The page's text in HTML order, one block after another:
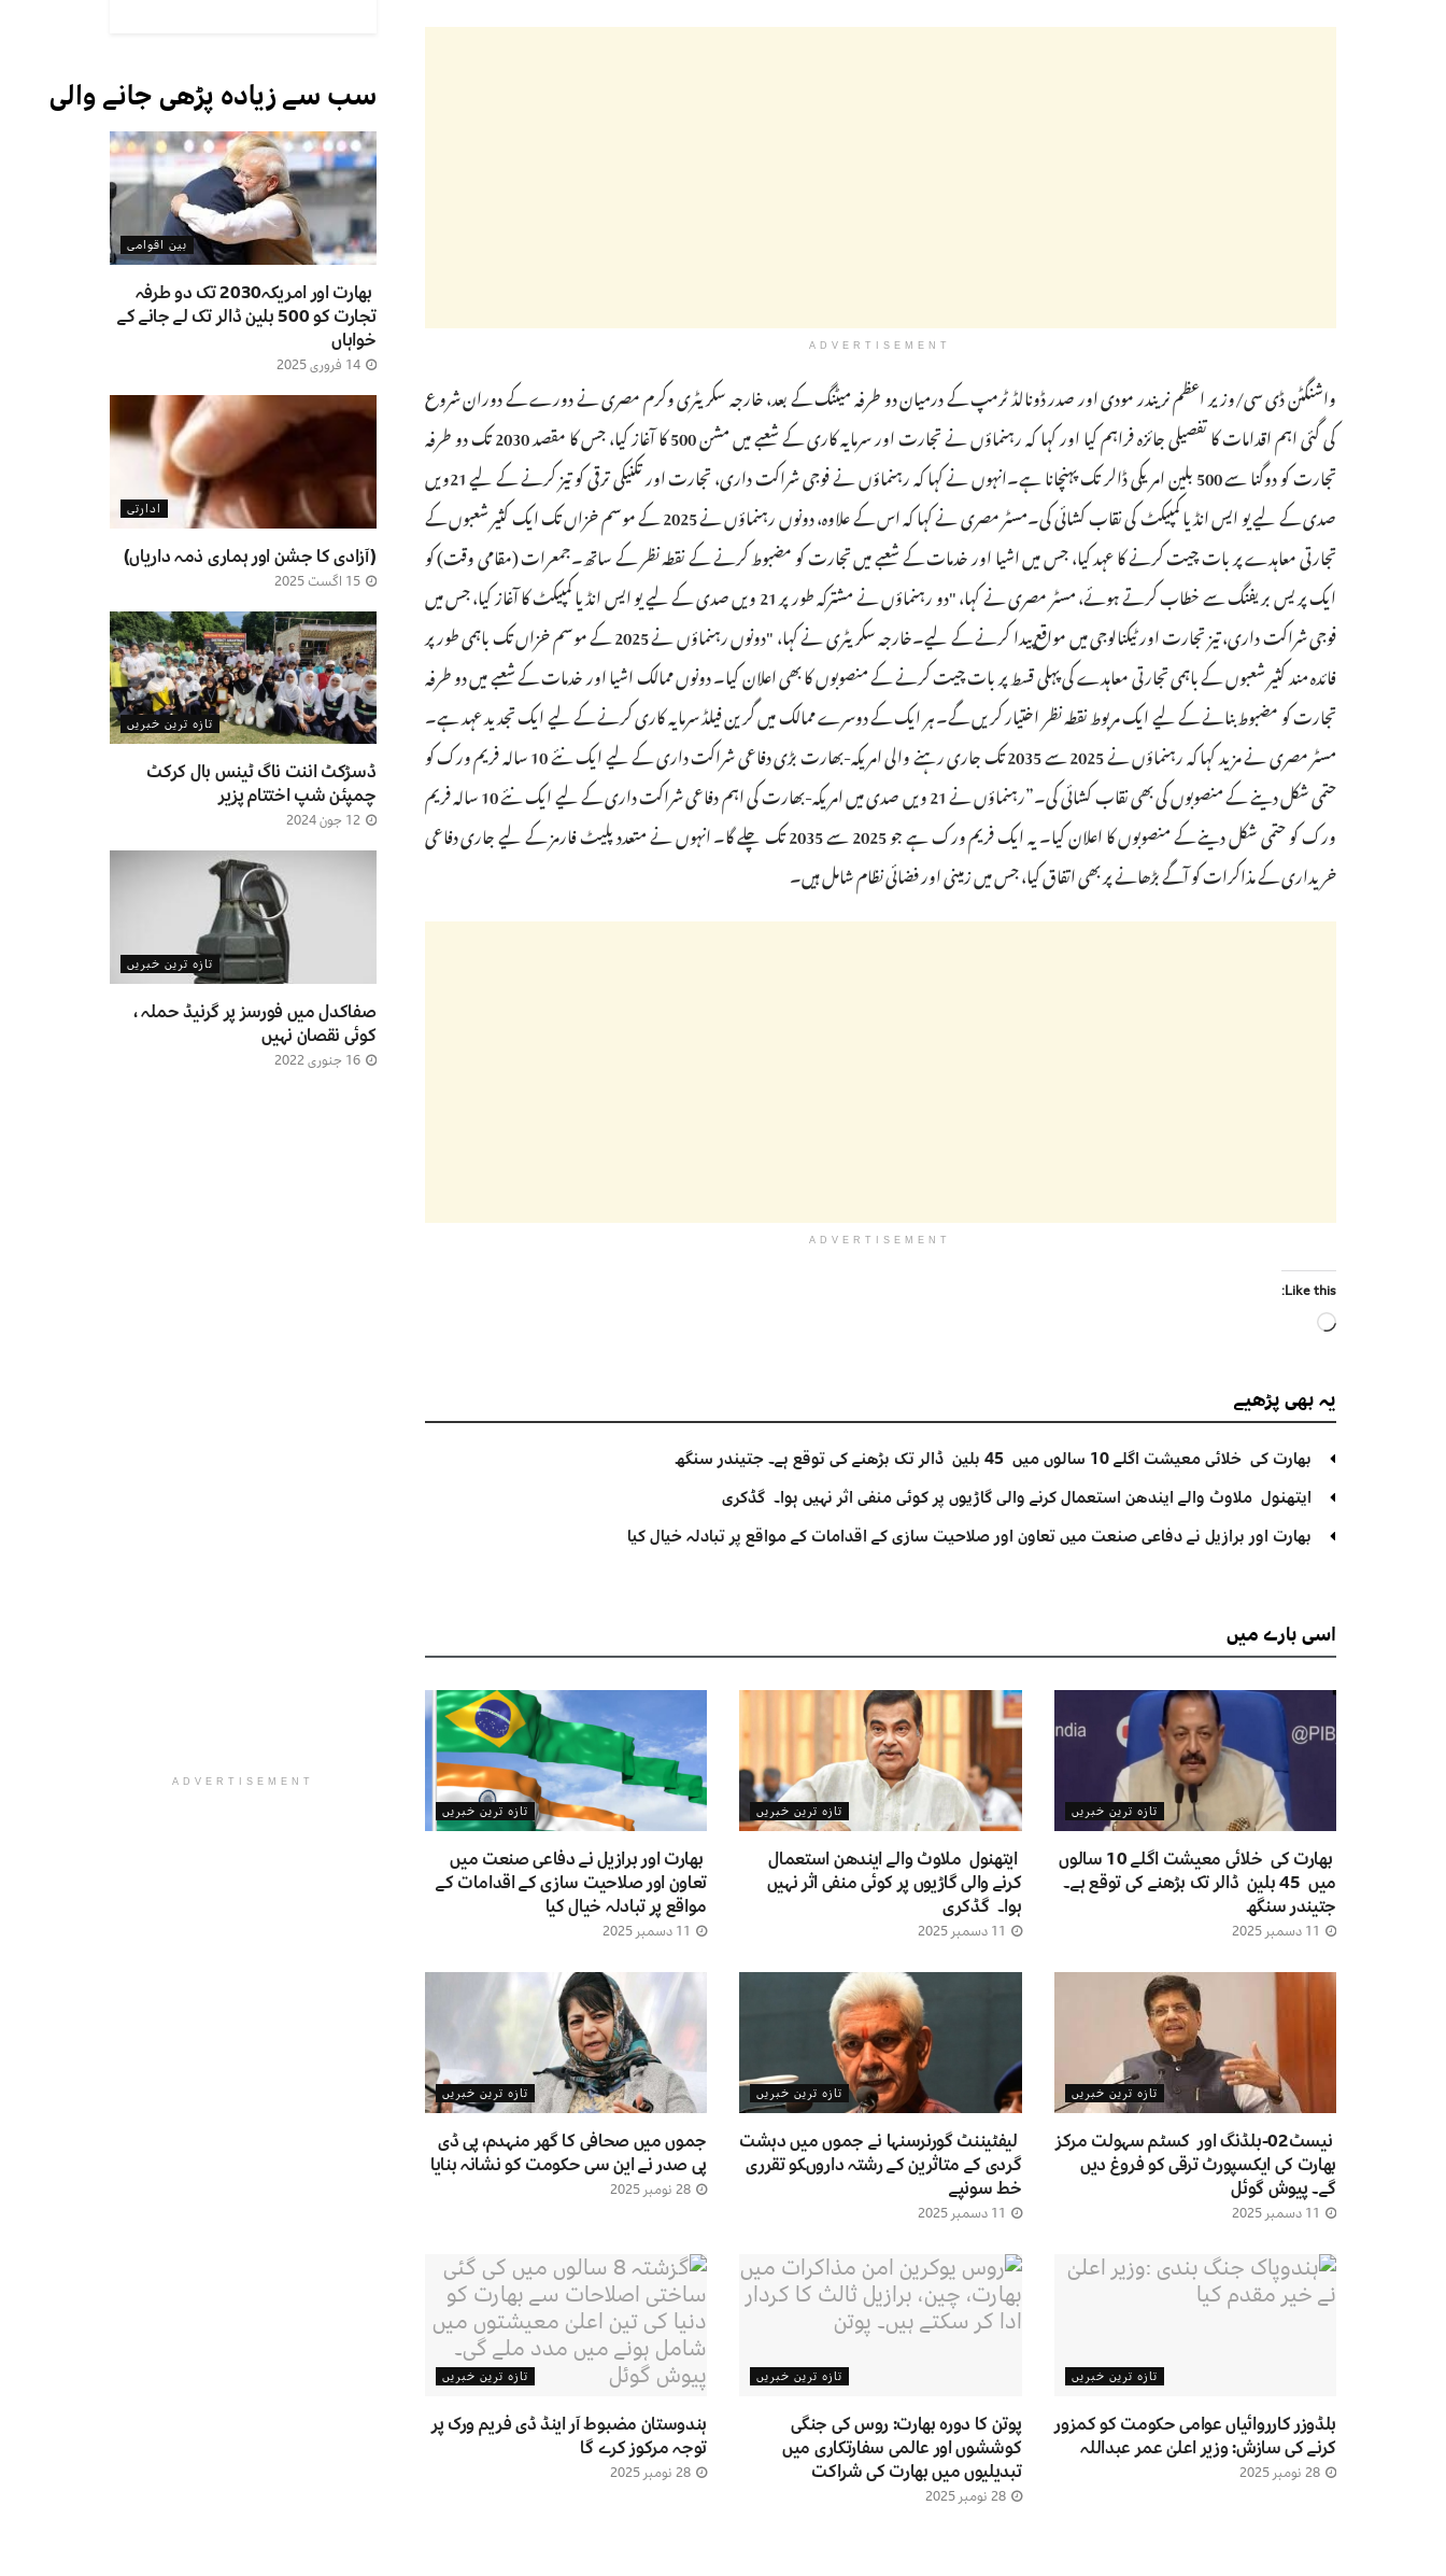
ADVERTISEMENT
واشنگٹن ڈی سی/وزیر اعظم نریندر مودی اور صدر ڈونالڈ ٹرمپ کے درمیان دو طرفہ میٹنگ کے بعد، خارجہ سکریٹری وکرم مصری نے دورے کے دوران شروع
کی گئی اہم اقدامات کا تفصیلی جائزہ فراہم کیا اور کہا کہ رہنماؤں نے تجارت اور سرمایہ کاری کے شعبے میں مشن 500 کا آغاز کیا، جس کا مقصد 2030 تک دو طرفہ
تجارت کو دوگنا سے 500 بلین امریکی ڈالر تک پہنچانا ہے۔انہوں نے کہا کہ رہنماؤں نے فوجی شراکت داری، تجارت اور تکنیکی ترقی کو تیز کرنے کے لیے 21ویں
صدی کے لیے یو ایس انڈیا کمپیکٹ کی نقاب کشائی کی۔مسٹر مصری نے کہا کہ اس کے علاوہ، دونوں رہنماؤں نے 2025 کے موسم خزاں تک ایک کثیر شعبوں کے
تجارتی معاہدے پر بات چیت کرنے کا عہد کیا، جس میں اشیا اور خدمات کے شعبے میں تجارت کو مضبوط کرنے کے نقطہ نظر کے ساتھ۔جمعرات (مقامی وقت) کو
ایک پریس بریفنگ سے خطاب کرتے ہوئے، مسٹر مصری نے کہا، "دو رہنماؤں نے مشترکہ طور پر 21 ویں صدی کے لیے یو ایس انڈیا کمپیکٹ کا آغاز کیا، جس میں
فوجی شراکت داری، تیز تجارت اور ٹیکنالوجی میں مواقع پیدا کرنے کے لیے۔خارجہ سکریٹری نے کہا، "دونوں رہنماؤں نے 2025 کے موسم خزاں تک باہمی طور پر
فائدہ مند کثیر شعبوں کے باہمی تجارتی معاہدے کی پہلی قسط پر بات چیت کرنے کے منصوبوں کا بھی اعلان کیا۔ دونوں ممالک اشیا اور خدمات کے شعبے میں دو طرفہ
تجارت کو مضبوط بنانے کے لیے ایک مربوط نقطہ نظر اختیار کریں گے۔ ہر ایک کے دوسرے ممالک میں گرین فیلڈ سرمایہ کاری کرنے کے لیے ایک تجدید عہد ہے۔
مسٹر مصری نے مزید کہا کہ رہنماؤں نے 2025 سے 2035 تک جاری رہنے والی امریکہ-بھارت بڑی دفاعی شراکت داری کے لیے ایک نئے 10 سالہ فریم ورک کو
حتمی شکل دینے کے منصوبوں کی بھی نقاب کشائی کی۔”رہنماؤں نے 21 ویں صدی میں امریکہ-بھارت کی اہم دفاعی شراکت داری کے لیے ایک نئے 10 سالہ فریم
ورک کو حتمی شکل دینے کے منصوبوں کا اعلان کیا۔ یہ ایک فریم ورک ہے جو 2025 سے 2035 تک چلے گا۔ انہوں نے متعدد پلیٹ فارمز کے لیے جاری دفاعی
خریداری کے مذاکرات کو آگے بڑھانے پر بھی اتفاق کیا، جس میں زمینی اور فضائی نظام شامل ہیں۔
ADVERTISEMENT
Like this:
Loading…
یہ بھیپڑھیے
بھارت کی خلائی معیشت اگلے 10 سالوں میں 45 بلین ڈالر تک بڑھنے کی توقع ہے۔ جتیندر سنگھ
ایتھنول ملاوٹ والے ایندھن استعمال کرنے والی گاڑیوں پر کوئی منفی اثر نہیں ہوا۔ گڈکری
بھارت اور برازیل نے دفاعی صنعت میں تعاون اور صلاحیت سازی کے اقدامات کے مواقع پر تبادلہ خیال کیا
اسیبارے میں
تازہ ترین خبریں
بھارت کی خلائی معیشت اگلے 10 سالوں
میں 45 بلین ڈالر تک بڑھنے کی توقع ہے۔
جتیندر سنگھ
تازہ ترین خبریں
ایتھنول ملاوٹ والے ایندھن استعمال
کرنے والی گاڑیوں پر کوئی منفی اثر نہیں
ہوا۔ گڈکری
تازہ ترین خبریں
بھارت اور برازیل نے دفاعی صنعت میں
تعاون اور صلاحیت سازی کے اقدامات کے
مواقع پر تبادلہ خیال کیا
تازہ ترین خبریں
نیسٹ02-بلڈنگ اور کسٹم سہولت مرکز
بھارت کی ایکسپورٹ ترقی کو فروغ دیں
گے۔ پیوش گوئل
تازہ ترین خبریں
لیفٹیننٹ گورنرسنہا نے جموں میں دہشت
گردی کے متاثرین کے رشتہ داروںکو تقرری
خط سونپے
تازہ ترین خبریں
جموں میں صحافی کا گھر منہدم، پی ڈی
پی صدر نے این سی حکومت کو نشانہ بنایا
تازہ ترین خبریں
بلڈوزر کارروائیاں عوامی حکومت کو کمزور
کرنے کی سازش: وزیر اعلیٰ عمر عبداللہ
تازہ ترین خبریں
پوتن کا دورہ بھارت: روس کی جنگی
کوششوں اور عالمی سفارتکاری میں
تبدیلیوں میں بھارت کی شراکت
28 نومبر 2025
تازہ ترین خبریں
ہندوستان مضبوط آر اینڈ ڈی فریم ورک پر
توجہ مرکوز کرے گا
سب سے زیادہ پڑھی جانے والی
بین اقوامی
بھارت اور امریکہ2030 تک دو طرفہ
تجارت کو 500 بلین ڈالر تک لے جانے کے
خواہاں
14 فروری 2025
ادارتی
(آزادی کا جشن اور ہماری ذمہ داریاں)
15 اگست 2025
تازہ ترین خبریں
ڈسڑکٹ اننت ناگ ٹینس بال کرکٹ
چمپئن شپ اختتام پزیر
12 جون 2024
تازہ ترین خبریں
صفاکدل میں فورسز پر گرنیڈ حملہ ،
کوئی نقصان نہیں
16 جنوری 2022
ADVERTISEMENT